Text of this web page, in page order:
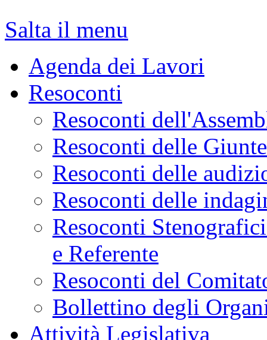
Salta il menu
Agenda dei Lavori
Resoconti
Resoconti
Resoconti delle
Resoconti delle
Resoconti delle
Resoconti
e Referente
Resoconti del
Bollettino degli
Attività Legislativa